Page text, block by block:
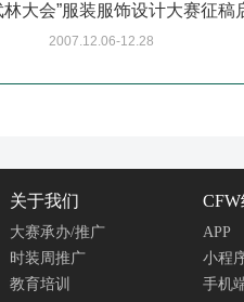
林大会”服装服饰设计大赛征稿
2007.12.06-12.28
关于我们
大赛承办/推广
时装周推广
教育培训
APP
小程
手机